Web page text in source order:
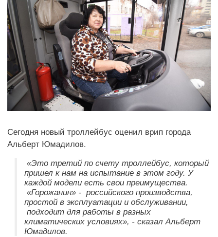
Сегодня новый троллейбус оценил врип города
Альберт Юмадилов.
«Это третий по счету троллейбус, который
пришел к нам на испытание в этом году. У
каждой модели есть свои преимущества.
«Горожанин» - российского производства,
простой в эксплуатации и обслуживании,
подходит для работы в разных
климатических условиях», - сказал Альберт
Юмадилов.